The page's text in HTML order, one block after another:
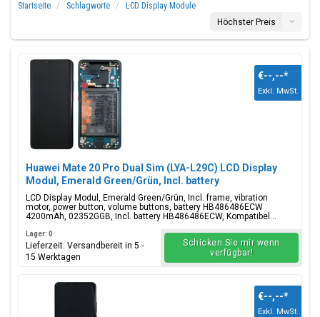
Startseite Schlagworte
LCD Display Module
Höchster Preis
Huawei Mate 20 Pro Dual Sim (LYA-L29C) LCD Display
Modul, Emerald Green/Grün, Incl. battery
HB486486ECW, 02352GGB
LCD Display Modul, Emerald Green/Grün, Incl. frame, vibration
motor, power button, volume buttons, battery HB486486ECW
4200mAh, 02352GGB, Incl. battery HB486486ECW, Kompatibel...
€--,--*
Exkl. MwSt.
Lager: 0
Lieferzeit: Versandbereit in 5 -
15 Werktagen
Schicken Sie mir wenn
verfügbar!
€--,--*
Exkl. MwSt.